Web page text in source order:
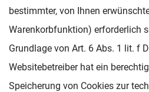
bestimmter, von Ihnen
Warenkorbfunktion) erforderlich
Grundlage von Art. 6 Abs. 1 lit. f
Websitebetreiber hat ein
Speicherung von Cookies zur